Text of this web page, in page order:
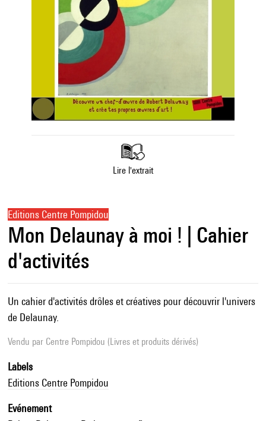
Lire l'extrait
Editions Centre Pompidou
Mon Delaunay à moi ! | Cahier
d'activités
Un cahier d'activités drôles et créatives pour découvrir l'univers
de Delaunay.
Vendu par Centre Pompidou (Livres et produits dérivés)
Labels
Editions Centre Pompidou
Evénement